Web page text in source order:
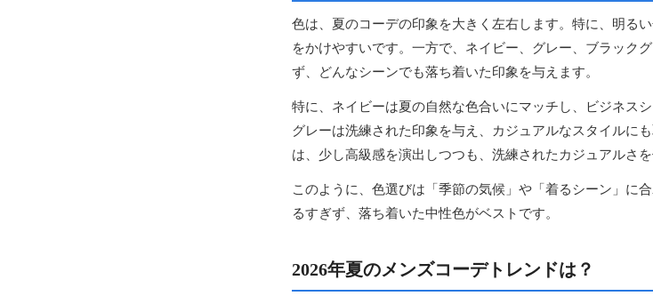
色は、夏のコーデの印象を大きく左右します。特に、明る
をかけやすいです。一方で、ネイビー、グレー、ブラック
ず、どんなシーンでも落ち着いた印象を与えます。
特に、ネイビーは夏の自然な色合いにマッチし、ビジネス
グレーは洗練された印象を与え、カジュアルなスタイルに
は、少し高級感を演出しつつも、洗練されたカジュアルさを
このように、色選びは「季節の気候」や「着るシーン」に
るすぎず、落ち着いた中性色がベストです。
2026年夏のメンズコーデトレンドは？